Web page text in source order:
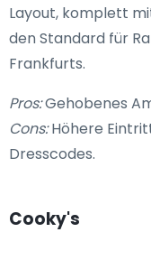
Layout, komplett
den Standard für
Frankfurts.
Pros:Gehobenes
Cons:Höhere
Dresscodes.
Cooky's